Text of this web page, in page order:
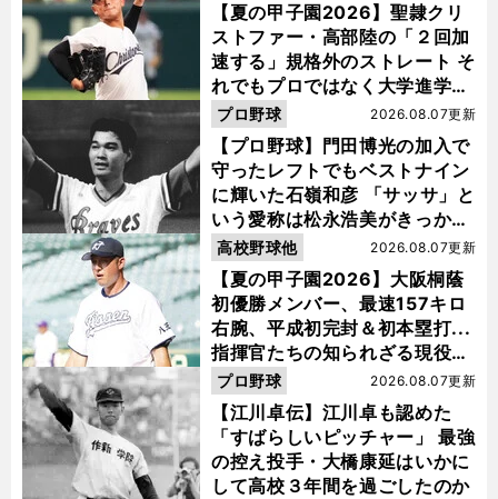
【夏の甲子園2026】聖隷クリ
ストファー・高部陸の「２回加
速する」規格外のストレート そ
れでもプロではなく大学進学を
選ぶ理由
【プロ野球】門田博光の加入で
守ったレフトでもベストナイン
に輝いた石嶺和彦 「サッサ」と
いう愛称は松永浩美がきっか
け？
2026.08.07更新
プロ野球
【夏の甲子園2026】大阪桐蔭
初優勝メンバー、最速157キロ
右腕、平成初完封＆初本塁打...
指揮官たちの知られざる現役時
代
2026.08.07更新
高校野球他
【江川卓伝】江川卓も認めた
「すばらしいピッチャー」 最強
の控え投手・大橋康延はいかに
して高校３年間を過ごしたのか
2026.08.07更新
プロ野球